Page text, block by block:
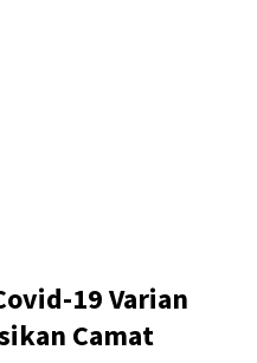
19 Varian
Camat